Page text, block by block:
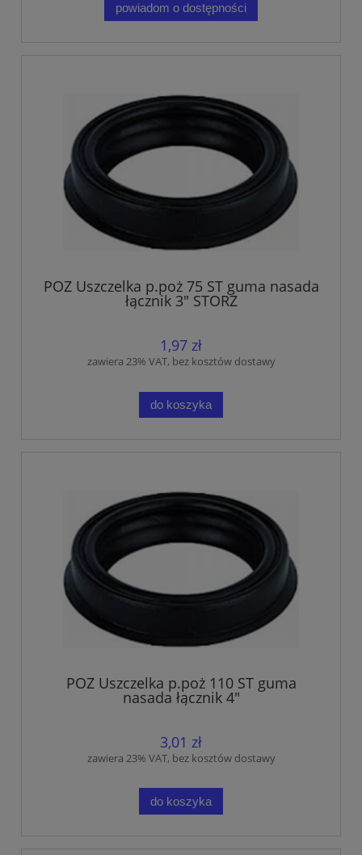
powiadom o dostępności
POZ Uszczelka p.poż 75 ST guma nasada
łącznik 3" STORZ
1,97 zł
zawiera 23% VAT, bez kosztów dostawy
do koszyka
POZ Uszczelka p.poż 110 ST guma
nasada łącznik 4"
3,01 zł
zawiera 23% VAT, bez kosztów dostawy
do koszyka